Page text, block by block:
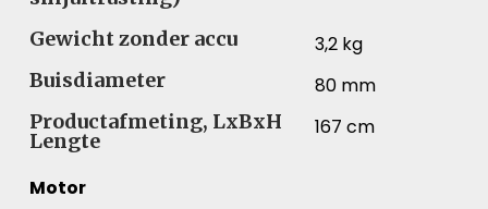
Gewicht zonder accu
3,2 kg
Buisdiameter
80 mm
Productafmeting, LxBxH
Lengte
167 cm
Motor